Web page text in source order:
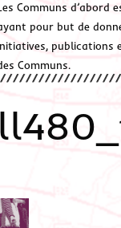
Communs d’abord
pour but de
publications
Communs.